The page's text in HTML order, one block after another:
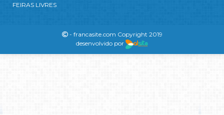
FEIRAS LIVRES
- francasite.com Copyright 2019
desenvolvido por